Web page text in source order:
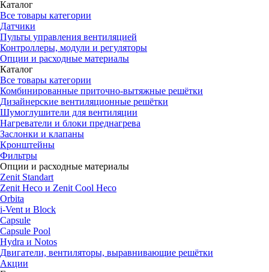
Каталог
Все товары категории
Датчики
Пульты управления вентиляцией
Контроллеры, модули и регуляторы
Опции и расходные материалы
Каталог
Все товары категории
Комбинированные приточно-вытяжные решётки
Дизайнерские вентиляционные решётки
Шумоглушители для вентиляции
Нагреватели и блоки преднагрева
Заслонки и клапаны
Кронштейны
Фильтры
Опции и расходные материалы
Zenit Standart
Zenit Heco и Zenit Cool Heco
Orbita
i-Vent и Block
Capsule
Capsule Pool
Hydra и Notos
Двигатели, вентиляторы, выравнивающие решётки
Акции